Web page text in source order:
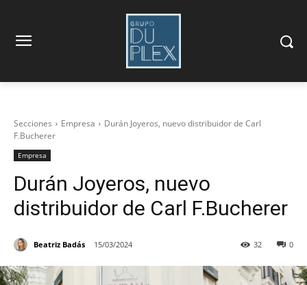
Secciones Empresa
Durán Joyeros, nuevo distribuidor de Carl
F.Bucherer
Empresa
Durán Joyeros, nuevo
distribuidor de Carl F.Bucherer
Beatriz Badás 15/03/2024 0
32